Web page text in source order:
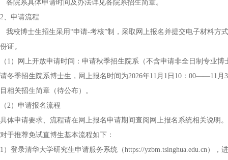
各院系具体申请时间及办法详见各院系招生简章。
2、申请流程
我校博士生招生采用“申请-考核”制，采取网上报名并提交电子材料方
份证。
（1）网上开放申请时间：申请秋季招生院系（不含申请非全日制专业
请冬季招生院系博士生，网上报名时间为2026年11月1日10：00——11
目相关招生简章（待公布）。
（2）申请报名流程
具体申请要求、流程请在网上报名申请期间查阅网上报名系统相关说明。
对于推荐免试直博生基本流程如下：
1）登录清华大学研究生申请服务系统（https://yzbm.tsinghua.edu.cn）